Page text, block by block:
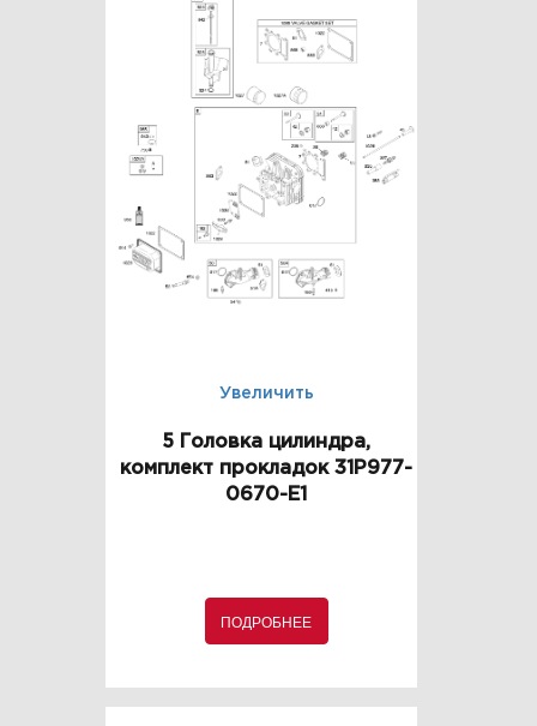
Увеличить
5 Головка цилиндра,
комплект прокладок 31P977-
0670-E1
ПОДРОБНЕЕ